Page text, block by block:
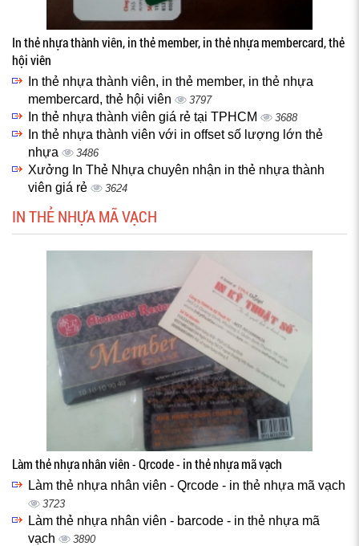
In thẻ nhựa thành viên, in thẻ member, in thẻ nhựa membercard, thẻ
hội viên
In thẻ nhựa thành viên, in thẻ member, in thẻ nhựa
membercard, thẻ hội viên
3797
In thẻ nhựa thành viên giá rẻ tại TPHCM 3688
In thẻ nhựa thành viên với in offset số lượng lớn thẻ
nhựa
3486
Xưởng In Thẻ Nhựa chuyên nhận in thẻ nhựa thành
viên giá rẻ
3624
IN THẺ NHỰA MÃ VẠCH
Làm thẻ nhựa nhân viên - Qrcode - in thẻ nhựa mã vạch
Làm thẻ nhựa nhân viên - Qrcode - in thẻ nhựa mã vạch
3723
Làm thẻ nhựa nhân viên - barcode - in thẻ nhựa mã
vạch
3890